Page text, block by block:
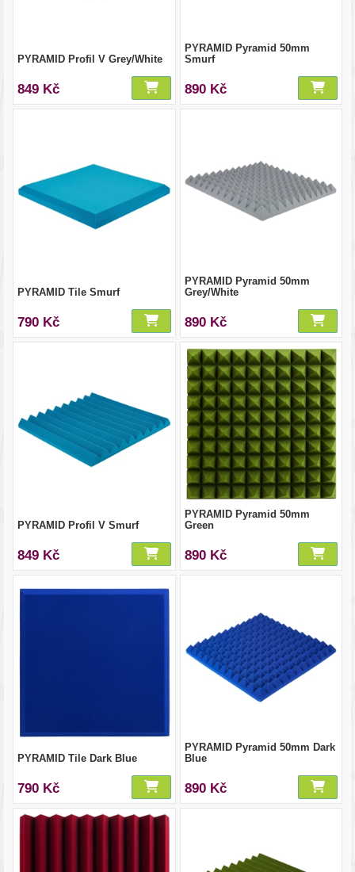
PYRAMID Profil V Grey/White
849 Kč
PYRAMID Pyramid 50mm
Smurf
890 Kč
PYRAMID Tile Smurf
790 Kč
PYRAMID Pyramid 50mm
Grey/White
890 Kč
PYRAMID Profil V Smurf
849 Kč
PYRAMID Pyramid 50mm
Green
890 Kč
PYRAMID Tile Dark Blue
790 Kč
PYRAMID Pyramid 50mm Dark
Blue
890 Kč